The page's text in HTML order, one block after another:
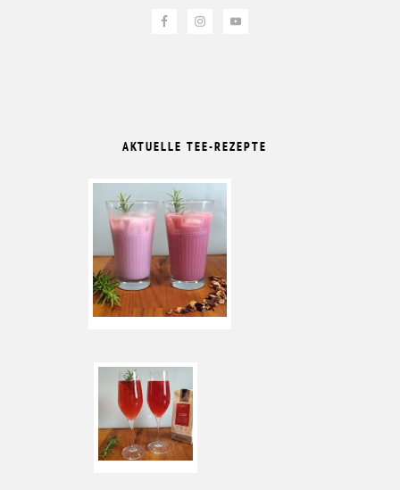
AKTUELLE TEE-REZEPTE